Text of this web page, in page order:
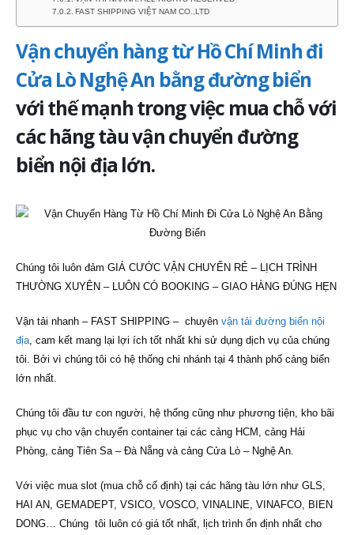
FAST SHIPPING VIỆT NAM CO.,LTD
Vận chuyển hàng từ Hồ Chí Minh đi
Cửa Lò Nghệ An bằng đường biển
với thế mạnh trong việc mua chỗ với
các hãng tàu vận chuyển đường
biển nội địa lớn.
Chúng tôi luôn đảm GIÁ CƯỚC VẬN CHUYỂN RẺ – LỊCH TRÌNH
THƯỜNG XUYÊN – LUÔN CÓ BOOKING – GIAO HÀNG ĐÚNG HẸN
Vận tải nhanh – FAST SHIPPING – chuyên vận tải đường biển nội
địa , cam kết mang lại lợi ích tốt nhất khi sử dụng dịch vụ của chúng
tôi. Bởi vì chúng tôi có hệ thống chi nhánh tại 4 thành phố cảng biển
lớn nhất.
Chúng tôi đầu tư con người, hệ thống cũng như phương tiện, kho bãi
phục vụ cho vận chuyển container tại các cảng HCM, cảng Hải
Phòng, cảng Tiên Sa – Đà Nẵng và cảng Cửa Lò – Nghệ An.
Với việc mua slot (mua chỗ cố định) tại các hãng tàu lớn như GLS,
HAI AN, GEMADEPT, VSICO, VOSCO, VINALINE, VINAFCO, BIEN
DONG… Chúng tôi luôn có giá tốt nhất, lịch trình ổn định nhất cho